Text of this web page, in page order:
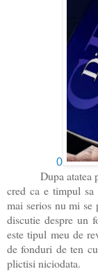
0
Dupa atatea
cred ca e timpul
mai serios nu mi se
discutie despre un
este tipul meu de
de fonduri de ten
plictisi niciodata.